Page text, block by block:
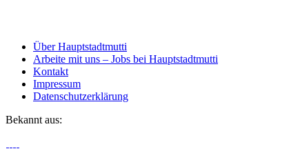
Über Hauptstadtmutti
Arbeite mit uns – Jobs bei Hauptstadtmutti
Kontakt
Impressum
Datenschutzerklärung
Bekannt aus: